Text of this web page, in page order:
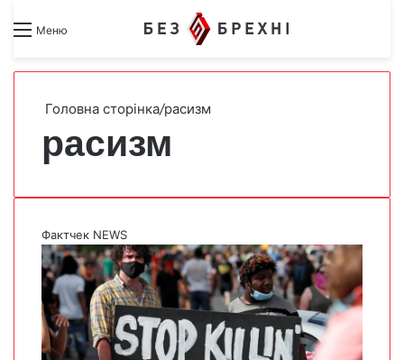
Меню Search forSwitch skin
Головна сторінка/расизм
расизм
Фактчек NEWS